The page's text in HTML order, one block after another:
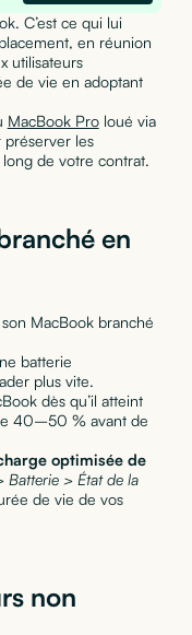
C’est ce qui lui
en réunion
utilisateurs
de vie en adoptant
MacBook Proloué via
préserver les
de votre contrat.
en
MacBook branché
batterie
plus vite.
dès qu’il atteint
40–50 % avant de
optimisée de
Batterie > État de la
de vie de vos
non